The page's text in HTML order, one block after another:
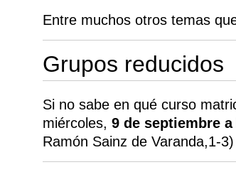
Entre muchos otros temas
Grupos reducidos
Si no sabe en qué curso
miércoles, 9 de septiembre
Ramón Sainz de Varanda,1-3)